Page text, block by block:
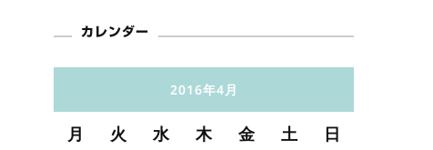
カレンダー
2016年4月
月 火 水 木 金 土 日